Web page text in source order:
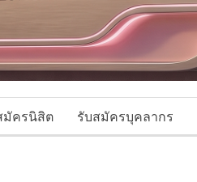
มัครนิสิต รับสมัครบุคลากร